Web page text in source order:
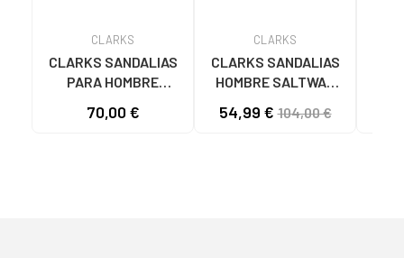
CLARKS
CLARKS SANDALIAS
PARA HOMBRE
70,00 €
CLARKS
CLARKS SANDALIAS
HOMBRE SALTWAY
BROWN
54,99 €104,00 €